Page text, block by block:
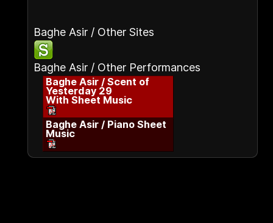
Baghe Asir / Other Sites
Baghe Asir / Other Performances
Baghe Asir / Scent of
Yesterday 29
With Sheet Music
Baghe Asir / Piano Sheet
Music